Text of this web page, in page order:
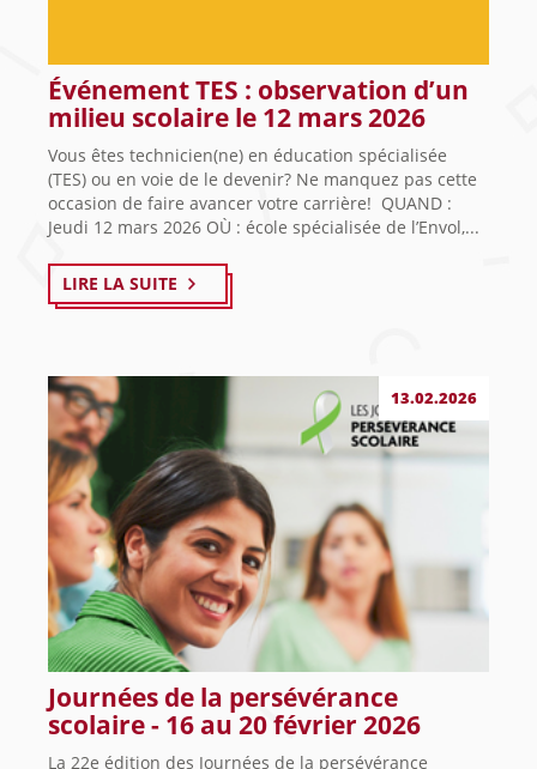
Événement TES : observation d’un
milieu scolaire le 12 mars 2026
Vous êtes technicien(ne) en éducation spécialisée
(TES) ou en voie de le devenir? Ne manquez pas cette
occasion de faire avancer votre carrière! QUAND :
Jeudi 12 mars 2026 OÙ : école spécialisée de l’Envol,...
LIRE LA SUITE
13.02.2026
Journées de la persévérance
scolaire - 16 au 20 février 2026
La 22e édition des Journées de la persévérance